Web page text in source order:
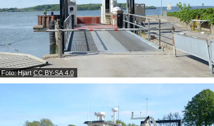
Foto: Hjart CC BY-SA 4.0